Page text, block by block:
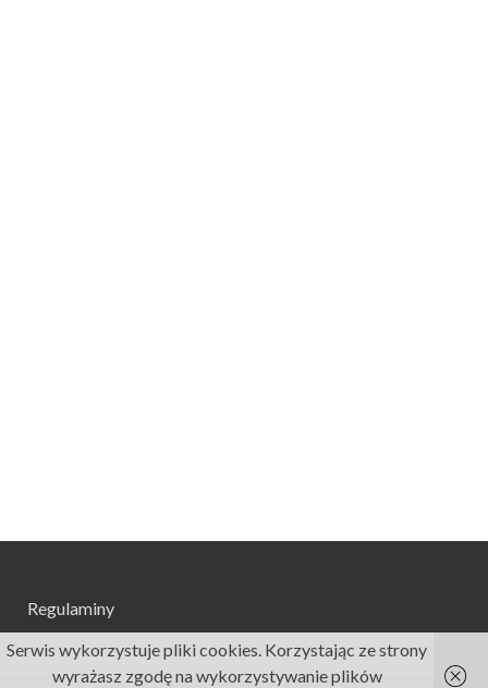
Regulaminy
Serwis wykorzystuje pliki cookies. Korzystając ze strony
wyrażasz zgodę na wykorzystywanie plików